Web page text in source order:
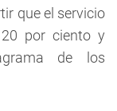
que el servicio
por ciento y
de los